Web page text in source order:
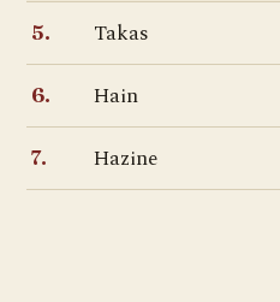
5. Takas
6. Hain
7. Hazine